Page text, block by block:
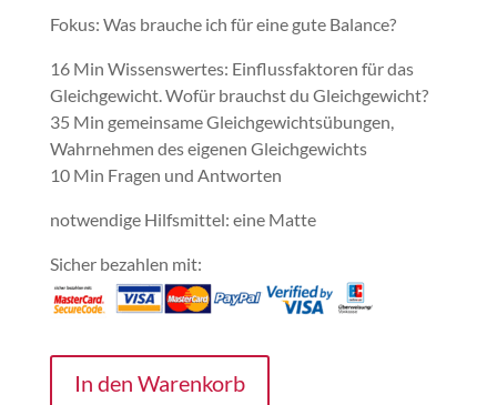
Fokus: Was brauche ich für eine gute Balance?
16 Min Wissenswertes: Einflussfaktoren für das
Gleichgewicht. Wofür brauchst du Gleichgewicht?
35 Min gemeinsame Gleichgewichtsübungen,
Wahrnehmen des eigenen Gleichgewichts
10 Min Fragen und Antworten
notwendige Hilfsmittel: eine Matte
Sicher bezahlen mit:
"Gleichgewicht
In den Warenkorb